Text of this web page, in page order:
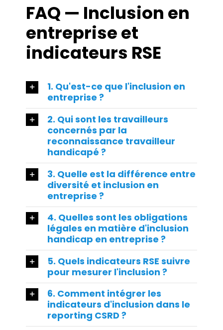
FAQ — Inclusion en
entreprise et
indicateurs RSE
1. Qu'est-ce que l'inclusion en
entreprise ?
2. Qui sont les travailleurs
concernés par la
reconnaissance travailleur
handicapé ?
3. Quelle est la différence entre
diversité et inclusion en
entreprise ?
4. Quelles sont les obligations
légales en matière d'inclusion
handicap en entreprise ?
5. Quels indicateurs RSE suivre
pour mesurer l'inclusion ?
6. Comment intégrer les
indicateurs d'inclusion dans le
reporting CSRD ?